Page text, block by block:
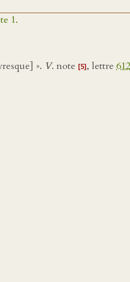
1.
». V. note [5], lettre 612